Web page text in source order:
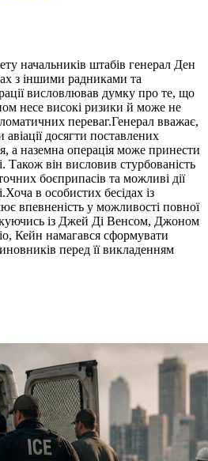
начальників штабів генерал Ден
з іншими радниками та
висловлював думку про те, що
несе високі ризики й може не
переваг.Генерал вважає,
досягти поставлених
а наземна операція може принести
Також він висловив стурбованість
боєприпасів та можливі дії
в особистих бесідах із
впевненість у можливості повної
із Джей Ді Венсом, Джоном
Кейн намагався сформувати
перед її викладенням